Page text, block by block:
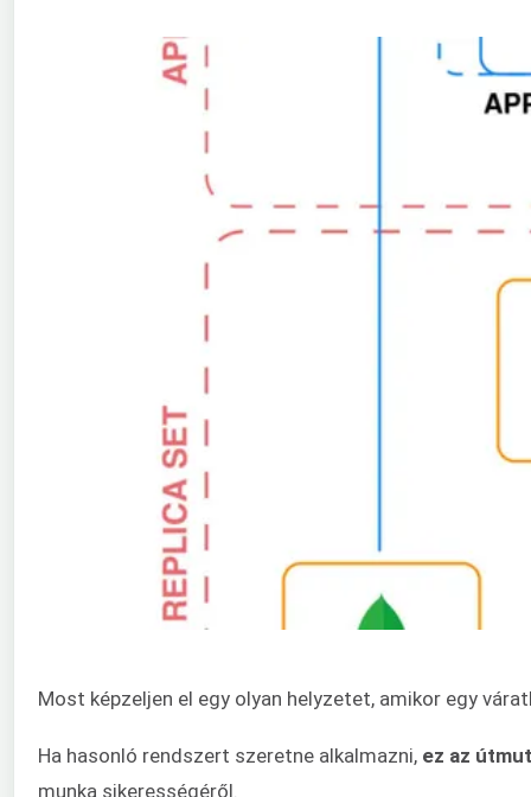
Most képzeljen el egy olyan helyzetet, amikor egy
Ha hasonló rendszert szeretne alkalmazni, ez az
munka sikerességéről.